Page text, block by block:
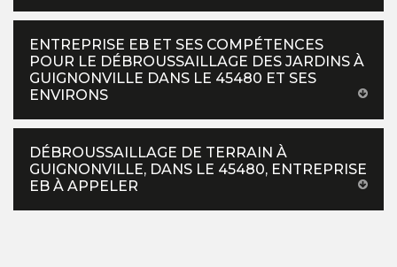
ENTREPRISE EB ET SES COMPÉTENCES
POUR LE DÉBROUSSAILLAGE DES JARDINS À
GUIGNONVILLE DANS LE 45480 ET SES
ENVIRONS
DÉBROUSSAILLAGE DE TERRAIN À
GUIGNONVILLE, DANS LE 45480, ENTREPRISE
EB À APPELER